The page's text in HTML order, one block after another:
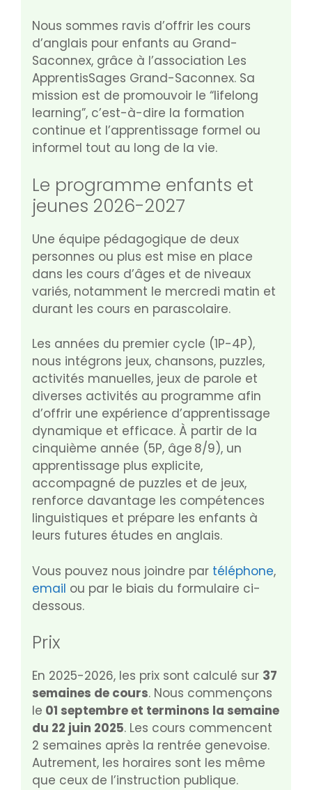
Nous sommes ravis d’offrir les cours
d’anglais pour enfants au Grand-
Saconnex, grâce à l’association Les
ApprentisSages Grand-Saconnex. Sa
mission est de promouvoir le “lifelong
learning”, c’est-à-dire la formation
continue et l’apprentissage formel ou
informel tout au long de la vie.
Le programme enfants et
jeunes 2026-2027
Une équipe pédagogique de deux
personnes ou plus est mise en place
dans les cours d’âges et de niveaux
variés, notamment le mercredi matin et
durant les cours en parascolaire.
Les années du premier cycle (1P-4P),
nous intégrons jeux, chansons, puzzles,
activités manuelles, jeux de parole et
diverses activités au programme afin
d’offrir une expérience d’apprentissage
dynamique et efficace. À partir de la
cinquième année (5P, âge 8/9), un
apprentissage plus explicite,
accompagné de puzzles et de jeux,
renforce davantage les compétences
linguistiques et prépare les enfants à
leurs futures études en anglais.
Vous pouvez nous joindre par téléphone,
email ou par le biais du formulaire ci-
dessous.
Prix
En 2025-2026, les prix sont calculé sur 37
semaines de cours. Nous commençons
le 01 septembre et terminons la semaine
du 22 juin 2025. Les cours commencent
2 semaines après la rentrée genevoise.
Autrement, les horaires sont les même
que ceux de l’instruction publique.